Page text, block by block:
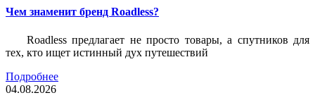
Чем знаменит бренд Roadless?
Roadless предлагает не просто товары, а спутников для
тех, кто ищет истинный дух путешествий
Подробнее
04.08.2026